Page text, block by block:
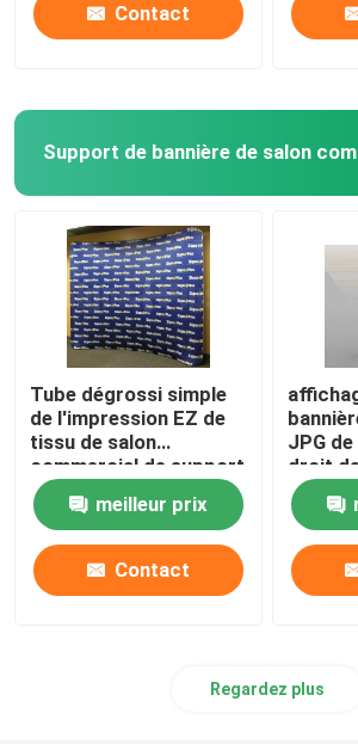
Caisson lumineux de SEG
Présentoir de voûte
Personnalisé épousant des
Réceptions portatives
tente extérieure d'auvent
Murs de cabine de salon
Jet de Tableau de salon commercial
Support de contexte d'exposition
Contact
Tube dégrossi simple
de l'impression EZ de
tissu de salon
commercial de support
réutilisable de bannière
double meilleur prix
Contact
JPG
droit
tissu
Regardez plus